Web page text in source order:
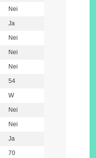
Nei
Ja
Nei
Nei
Nei
54
W
Nei
Nei
Ja
70